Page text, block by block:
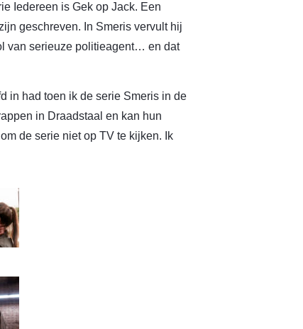
Iedereen is Gek op Jack. Een
geschreven. In Smeris vervult hij
van serieuze politieagent… en dat
in had toen ik de serie Smeris in de
in Draadstaal en kan hun
de serie niet op TV te kijken. Ik